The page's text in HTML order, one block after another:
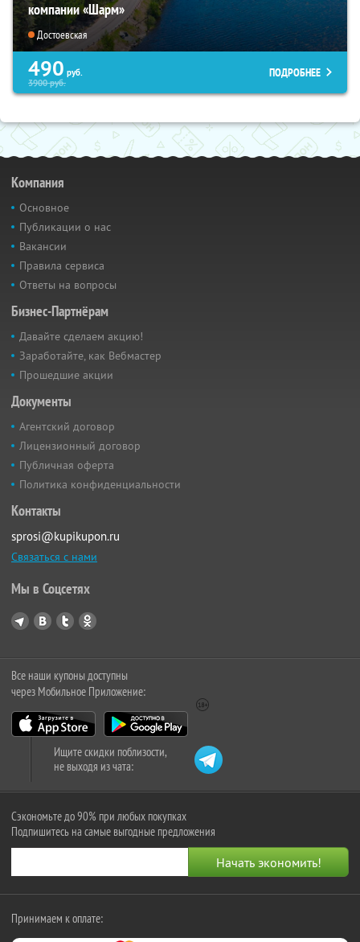
компании «Шарм»
Достоевская
490 руб.
3900руб.
ПОДРОБНЕЕ
Компания
Основное
Публикации о нас
Вакансии
Правила сервиса
Ответы на вопросы
Бизнес-Партнёрам
Давайте сделаем акцию!
Заработайте, как Вебмастер
Прошедшие акции
Документы
Агентский договор
Лицензионный договор
Публичная оферта
Политика конфиденциальности
Контакты
sprosi@kupikupon.ru
Связаться с нами
Мы в Соцсетях
Все наши купоны доступны
через Мобильное Приложение:
Ищите скидки поблизости,
не выходя из чата:
Сэкономьте до 90% при любых покупках
Подпишитесь на самые выгодные предложения
Принимаем к оплате: